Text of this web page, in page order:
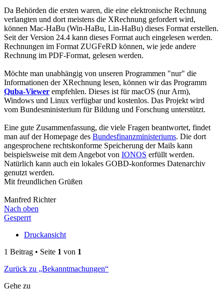
Da Behörden die ersten waren, die eine elektronische Rechnung
verlangten und dort meistens die XRechnung gefordert wird,
können Mac-HaBu (Win-HaBu, Lin-HaBu) dieses Format erstellen.
Seit der Version 24.4 kann dieses Format auch eingelesen werden.
Rechnungen im Format ZUGFeRD können, wie jede andere
Rechnung im PDF-Format, gelesen werden.
Möchte man unabhängig von unseren Programmen "nur" die
Informationen der XRechnung lesen, können wir das Programm
Quba-Viewer empfehlen. Dieses ist für macOS (nur Arm),
Windows und Linux verfügbar und kostenlos. Das Projekt wird
vom Bundesministerium für Bildung und Forschung unterstützt.
Eine gute Zusammenfassung, die viele Fragen beantwortet, findet
man auf der Homepage des Bundesfinanzministeriums. Die dort
angesprochene rechtskonforme Speicherung der Mails kann
beispielsweise mit dem Angebot von IONOS erfüllt werden.
Natürlich kann auch ein lokales GOBD-konformes Datenarchiv
genutzt werden.
Mit freundlichen Grüßen
Manfred Richter
Nach oben
Gesperrt
Druckansicht
1 Beitrag • Seite 1 von 1
Zurück zu „Bekanntmachungen“
Gehe zu